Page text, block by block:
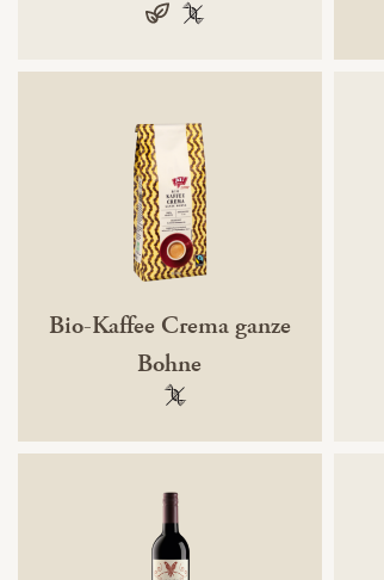
vegan100 % gentechnikfrei
Bio-Kaffee Crema ganze
Bohne
100 % gentechnikfrei